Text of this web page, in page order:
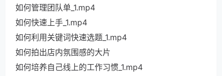
如何管理团队单_1.mp4
如何快速上手_1.mp4
如何利用关键词快速选题_1.mp4
如何拍出店内氛围感的大片
如何培养自己线上的工作习惯_1.mp4